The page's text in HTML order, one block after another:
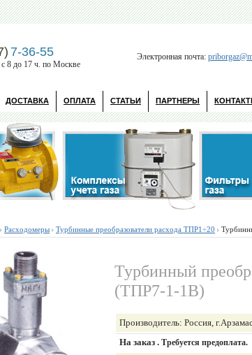
7-36-55
8 до 17 ч. по Москве
Электронная почта:
ДОСТАВКА ОПЛАТА СТАТЬИ ПАРТНЕРЫ
Расходомеры Турбинные преобразователи расхода ТПР1÷20
Турбинный
(ТПР7-1-1B)
Производитель: Россия,
На заказ . Требуется предоплата.